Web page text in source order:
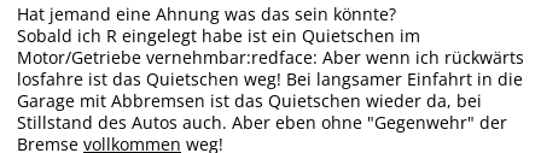
Hat jemand eine Ahnung was das sein könnte?
Sobald ich R eingelegt habe ist ein Quietschen im
Motor/Getriebe vernehmbar:redface: Aber wenn ich rückwärts
losfahre ist das Quietschen weg! Bei langsamer Einfahrt in die
Garage mit Abbremsen ist das Quietschen wieder da, bei
Stillstand des Autos auch. Aber eben ohne "Gegenwehr" der
Bremse vollkommen weg!